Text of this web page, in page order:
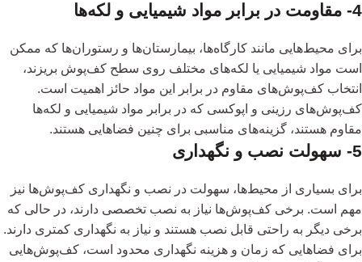
4- مقاومت در برابر مواد شیمیایی و لکه‌ها
برای محیط‌هایی مانند کارگاه‌ها، بیمارستان‌ها و رستوران‌ها که ممکن
است مواد شیمیایی یا لکه‌های مختلف روی سطح کف‌پوش بریزند،
انتخاب کف‌پوش‌های مقاوم در برابر این مواد حائز اهمیت است.
کف‌پوش‌های رزینی و اپوکسی که در برابر مواد شیمیایی و لکه‌ها
مقاوم هستند، گزینه‌های مناسبی برای چنین فضاهایی هستند.
5- سهولت نصب و نگهداری
برای بسیاری از محیط‌ها، سهولت در نصب و نگهداری کف‌پوش‌ها نیز
مهم است. برخی کف‌پوش‌ها نیاز به نصب تخصصی دارند، در حالی که
برخی دیگر به راحتی قابل نصب هستند و نیاز به نگهداری کمتری دارند.
برای فضاهایی که زمان و هزینه نگهداری محدود است، کف‌پوش‌هایی